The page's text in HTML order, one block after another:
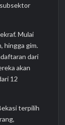
Mulai
hingga gim.
dari
akan
12
terpilih